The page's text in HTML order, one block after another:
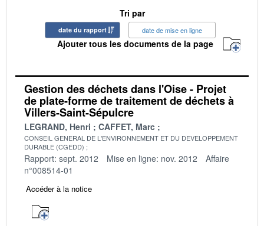
Tri par
date du rapport date de mise en ligne
Ajouter tous les documents de la page
Gestion des déchets dans l'Oise - Projet
de plate-forme de traitement de déchets à
Villers-Saint-Sépulcre
LEGRAND, Henri CAFFET, Marc
CONSEIL GENERAL DE L'ENVIRONNEMENT ET DU DEVELOPPEMENT
DURABLE (CGEDD)
Rapport: sept. 2012 Mise en ligne: nov. 2012
Affaire
n°008514-01
Accéder à la notice